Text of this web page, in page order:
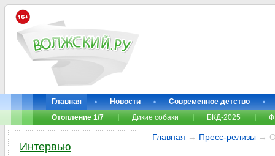
Главная Новости
Современное детство
Отопление 1/7
Дикие собаки БКД-2025
Главная → Пресс-релизы →
Интервью